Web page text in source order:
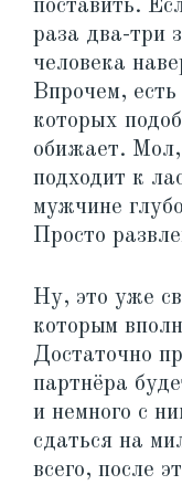
поставить.
раза два-три
человека
Впрочем,
которых
обижает. Мол,
подходит к
мужчине
Просто
Ну, это уже
которым
Достаточно
партнёра
и немного с
сдаться на
всего, после